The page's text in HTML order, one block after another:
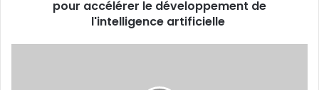
a
pour accélérer le développement de
l'intelligence artificielle